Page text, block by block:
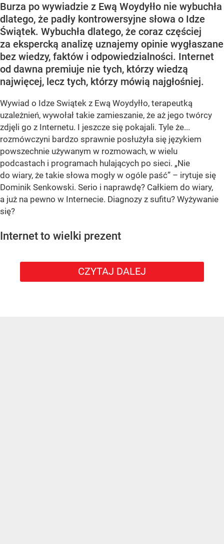
Burza po wywiadzie z Ewą Woydyłło nie wybuchła
dlatego, że padły kontrowersyjne słowa o Idze
Świątek. Wybuchła dlatego, że coraz częściej
za ekspercką analizę uznajemy opinie wygłaszane
bez wiedzy, faktów i odpowiedzialności. Internet
od dawna premiuje nie tych, którzy wiedzą
najwięcej, lecz tych, którzy mówią najgłośniej.
Wywiad o Idze Swiątek z Ewą Woydyłło, terapeutką
uzależnień, wywołał takie zamieszanie, że aż jego twórcy
zdjęli go z Internetu. I jeszcze się pokajali. Tyle że...
rozmówczyni bardzo sprawnie posłużyła się językiem
powszechnie używanym w rozmowach, w wielu
podcastach i programach hulających po sieci. „Nie
do wiary, że takie słowa mogły w ogóle paść” – irytuje się
Dominik Senkowski. Serio i naprawdę? Całkiem do wiary,
a już na pewno w Internecie. Diagnozy z sufitu? Wyżywanie
się?
Internet to wielki prezent
CZYTAJ DALEJ